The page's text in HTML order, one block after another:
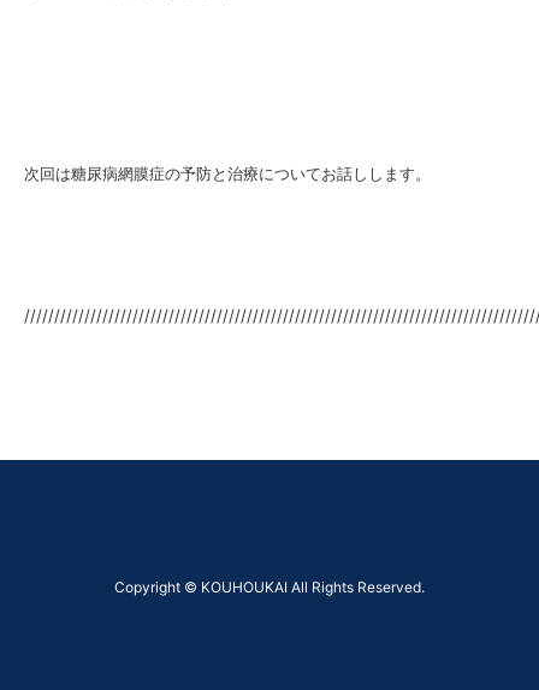
次回は糖尿病網膜症の予防と治療についてお話しします。
Copyright © KOUHOUKAI All Rights Reserved.